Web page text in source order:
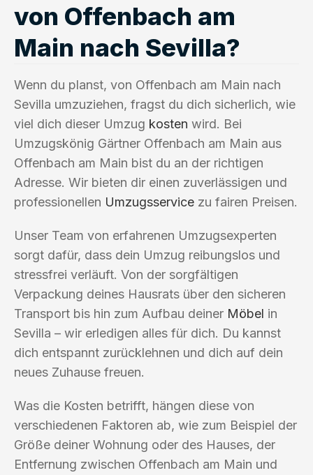
von Offenbach am
Main nach Sevilla?
Wenn du planst, von Offenbach am Main nach
Sevilla umzuziehen, fragst du dich sicherlich, wie
viel dich dieser Umzug kosten wird. Bei
Umzugskönig Gärtner Offenbach am Main aus
Offenbach am Main bist du an der richtigen
Adresse. Wir bieten dir einen zuverlässigen und
professionellen Umzugsservice zu fairen Preisen.
Unser Team von erfahrenen Umzugsexperten
sorgt dafür, dass dein Umzug reibungslos und
stressfrei verläuft. Von der sorgfältigen
Verpackung deines Hausrats über den sicheren
Transport bis hin zum Aufbau deiner Möbel in
Sevilla – wir erledigen alles für dich. Du kannst
dich entspannt zurücklehnen und dich auf dein
neues Zuhause freuen.
Was die Kosten betrifft, hängen diese von
verschiedenen Faktoren ab, wie zum Beispiel der
Größe deiner Wohnung oder des Hauses, der
Entfernung zwischen Offenbach am Main und